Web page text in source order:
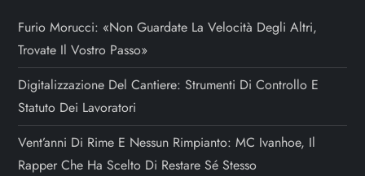
Furio Morucci: «Non Guardate La Velocità Degli Altri,
Trovate Il Vostro Passo»
Digitalizzazione Del Cantiere: Strumenti Di Controllo E
Statuto Dei Lavoratori
Vent’anni Di Rime E Nessun Rimpianto: MC Ivanhoe, Il
Rapper Che Ha Scelto Di Restare Sé Stesso